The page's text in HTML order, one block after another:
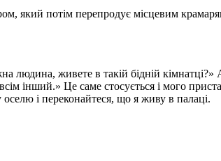
який потім перепродує місцевим
живете в такій бідній кімнатці?»
інший.» Це саме стосується і мого
і переконайтеся, що я живу в палаці.